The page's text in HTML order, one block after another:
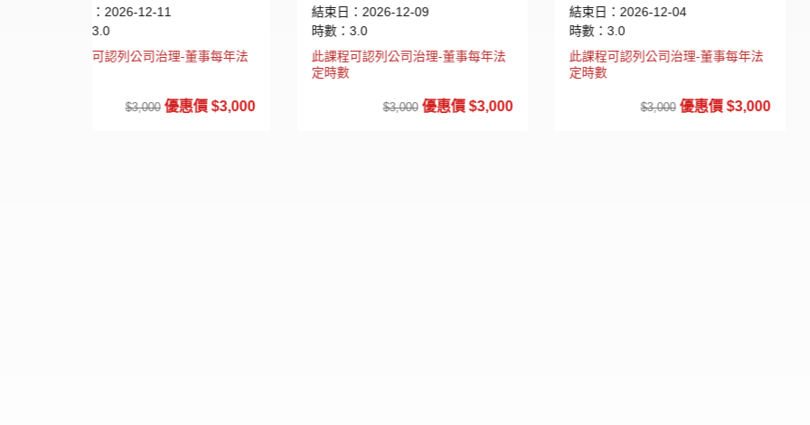
配置與風控
結束日：2026-12-09
此課程可認列公司治理-董事每年法
$3,000 優惠價 $3,000
結束日：2026-12-04
此課程可認列公司治理-董事每年法
$3,000 優惠價 $3,000
戰與作為
結束日：2026-11-30
此課程可認列公司治理-董事每
$3,000 優惠價